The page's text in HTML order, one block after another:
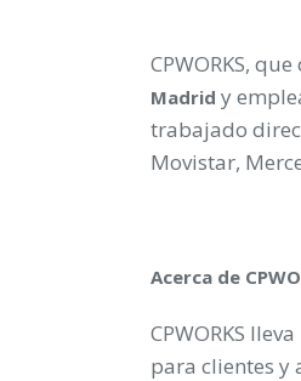
CPWORKS,
Madrid y
trabajado
Movistar,
Acerca de
CPWORKS
para clientes y